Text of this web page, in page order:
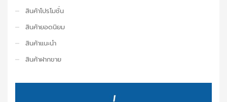
สินค้าโปรโมชั่น
สินค้ายอดนิยม
สินค้าแนะนำ
สินค้าฝากขาย